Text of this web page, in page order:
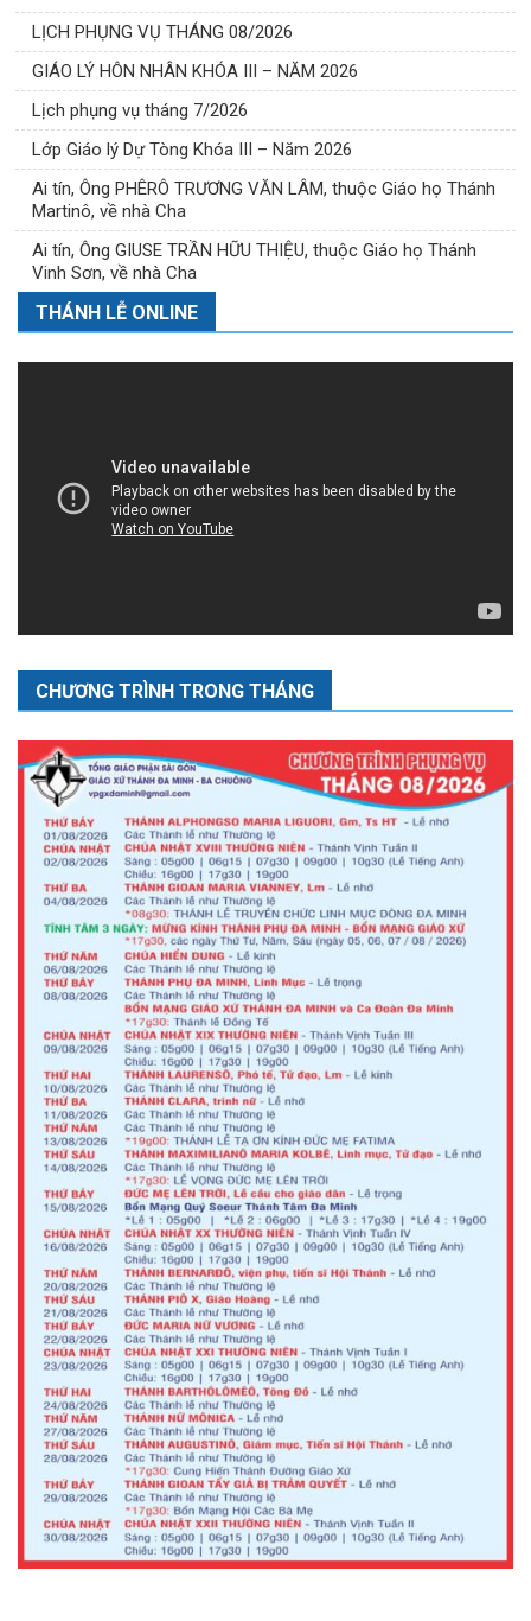
LỊCH PHỤNG VỤ THÁNG 08/2026
GIÁO LÝ HÔN NHÂN KHÓA III – NĂM 2026
Lịch phụng vụ tháng 7/2026
Lớp Giáo lý Dự Tòng Khóa III – Năm 2026
Ai tín, Ông PHÊRÔ TRƯƠNG VĂN LÂM, thuộc Giáo họ Thánh
Martinô, về nhà Cha
Ai tín, Ông GIUSE TRẦN HỮU THIỆU, thuộc Giáo họ Thánh
Vinh Sơn, về nhà Cha
THÁNH LỄ ONLINE
CHƯƠNG TRÌNH TRONG THÁNG